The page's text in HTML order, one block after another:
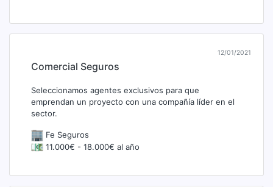
12/01/2021
Comercial Seguros
Seleccionamos agentes exclusivos para que
emprendan un proyecto con una compañía líder en el
sector.
Fe Seguros
11.000€ - 18.000€ al año